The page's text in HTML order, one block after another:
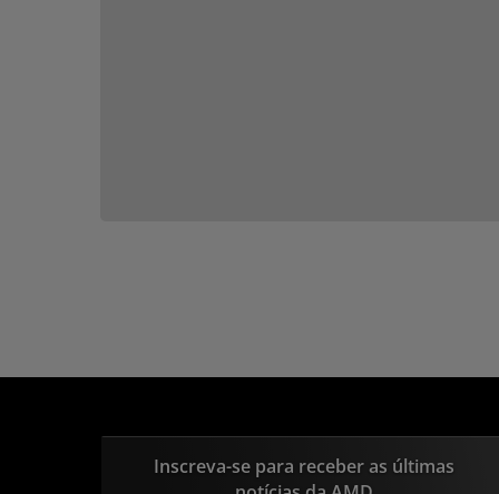
Inscreva-se para receber as últimas